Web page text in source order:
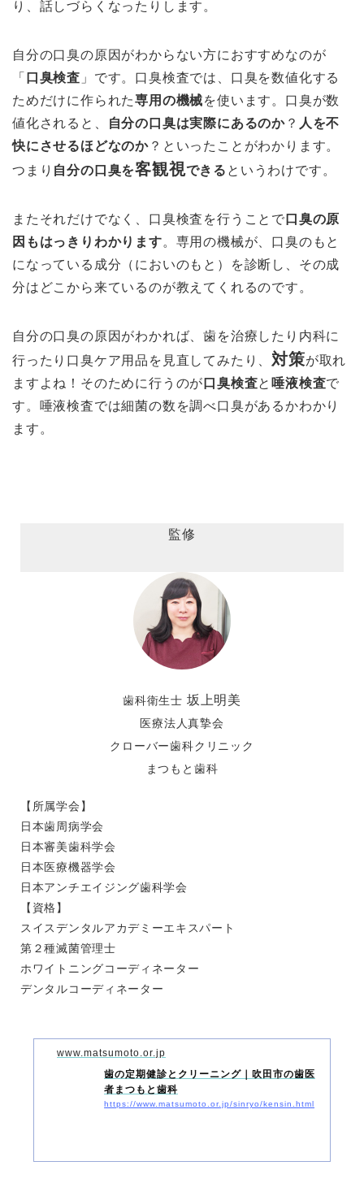
り、話しづらくなったりします。
自分の口臭の原因がわからない方におすすめなのが
「 口臭検査 」です。口臭検査では、口臭を数値化する
ためだけに作られた専用の機械を使います。口臭が数
値化されると、
自分の口臭は実際にあるのか ？ 人を不
快にさせるほどなのか ？といったことがわかります。
つまり 自分の口臭を客観視できる というわけです 。
またそれだけでなく、口臭検査を行うことで 口臭の原
因もはっきりわかります。専用の機械が、口臭のもと
になっている成分（においのもと）を診断し、その成
分はどこから来ているのが教えてくれるのです。
自分の口臭の原因がわかれば、歯を治療したり内科に
行ったり口臭ケア用品を見直してみたり、 対策が取れ
ますよね！そのために行うのが 口臭検査と 唾液検査で
す。唾液検査では細菌の数を調べ口臭があるかわかり
ます。
監修
歯科衛生士 坂上明美
医療法人真摯会
クローバー歯科クリニック
まつもと歯科
【所属学会】
日本歯周病学会
日本審美歯科学会
日本医療機器学会
日本アンチエイジング歯科学会
【資格】
スイスデンタルアカデミーエキスパート
第２種滅菌管理士
ホワイトニングコーディネーター
デンタルコーディネーター
www.matsumoto.or.jp
歯の定期健診とクリーニング｜吹田市の歯医
者まつもと歯科
https://www.matsumoto.or.jp/sinryo/kensin.html